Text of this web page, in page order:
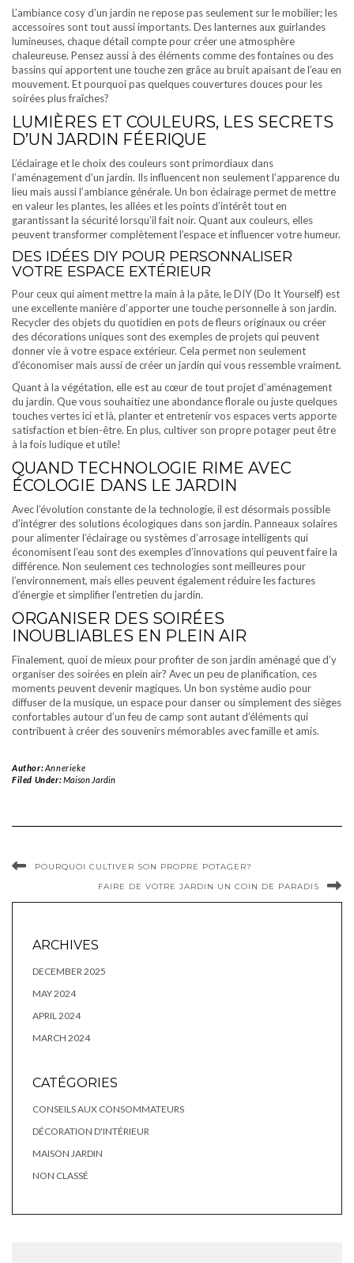
L’ambiance cosy d’un jardin ne repose pas seulement sur le mobilier; les
accessoires sont tout aussi importants. Des lanternes aux guirlandes
lumineuses, chaque détail compte pour créer une atmosphère
chaleureuse. Pensez aussi à des éléments comme des fontaines ou des
bassins qui apportent une touche zen grâce au bruit apaisant de l’eau en
mouvement. Et pourquoi pas quelques couvertures douces pour les
soirées plus fraîches?
LUMIÈRES ET COULEURS, LES SECRETS
D’UN JARDIN FÉERIQUE
L’éclairage et le choix des couleurs sont primordiaux dans
l’aménagement d’un jardin. Ils influencent non seulement l’apparence du
lieu mais aussi l’ambiance générale. Un bon éclairage permet de mettre
en valeur les plantes, les allées et les points d’intérêt tout en
garantissant la sécurité lorsqu’il fait noir. Quant aux couleurs, elles
peuvent transformer complètement l’espace et influencer votre humeur.
DES IDÉES DIY POUR PERSONNALISER
VOTRE ESPACE EXTÉRIEUR
Pour ceux qui aiment mettre la main à la pâte, le DIY (Do It Yourself) est
une excellente manière d’apporter une touche personnelle à son jardin.
Recycler des objets du quotidien en pots de fleurs originaux ou créer
des décorations uniques sont des exemples de projets qui peuvent
donner vie à votre espace extérieur. Cela permet non seulement
d’économiser mais aussi de créer un jardin qui vous ressemble vraiment.
Quant à la végétation, elle est au cœur de tout projet d’aménagement
du jardin. Que vous souhaitiez une abondance florale ou juste quelques
touches vertes ici et là, planter et entretenir vos espaces verts apporte
satisfaction et bien-être. En plus, cultiver son propre potager peut être
à la fois ludique et utile!
QUAND TECHNOLOGIE RIME AVEC
ÉCOLOGIE DANS LE JARDIN
Avec l’évolution constante de la technologie, il est désormais possible
d’intégrer des solutions écologiques dans son jardin. Panneaux solaires
pour alimenter l’éclairage ou systèmes d’arrosage intelligents qui
économisent l’eau sont des exemples d’innovations qui peuvent faire la
différence. Non seulement ces technologies sont meilleures pour
l’environnement, mais elles peuvent également réduire les factures
d’énergie et simplifier l’entretien du jardin.
ORGANISER DES SOIRÉES
INOUBLIABLES EN PLEIN AIR
Finalement, quoi de mieux pour profiter de son jardin aménagé que d’y
organiser des soirées en plein air? Avec un peu de planification, ces
moments peuvent devenir magiques. Un bon système audio pour
diffuser de la musique, un espace pour danser ou simplement des sièges
confortables autour d’un feu de camp sont autant d’éléments qui
contribuent à créer des souvenirs mémorables avec famille et amis.
Author:Annerieke
Filed Under:Maison Jardin
POURQUOI CULTIVER SON PROPRE POTAGER?
FAIRE DE VOTRE JARDIN UN COIN DE PARADIS
ARCHIVES
DECEMBER 2025
MAY 2024
APRIL 2024
MARCH 2024
CATÉGORIES
CONSEILS AUX CONSOMMATEURS
DÉCORATION D'INTÉRIEUR
MAISON JARDIN
NON CLASSÉ